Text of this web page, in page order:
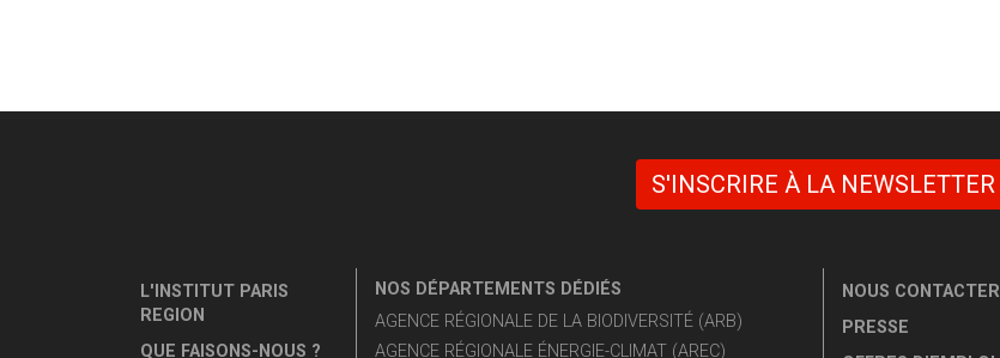
S'INSCRIRE À LA NEWSLETTER
L'INSTITUT PARIS
REGION
QUE FAISONS-NOUS ?
NOS DÉPARTEMENTS DÉDIÉS
AGENCE RÉGIONALE DE LA BIODIVERSITÉ (ARB)
AGENCE RÉGIONALE ÉNERGIE-CLIMAT (AREC)
NOUS CONTACTER
PRESSE